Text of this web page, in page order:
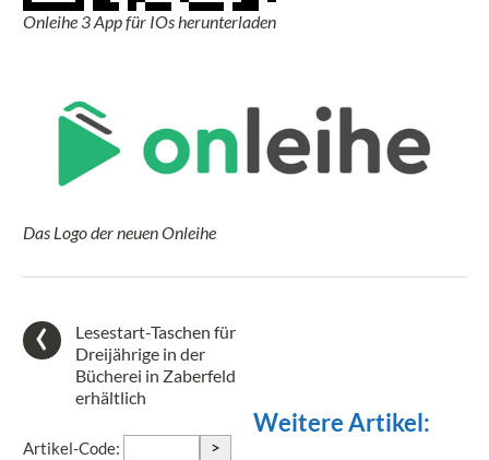
Onleihe 3 App für IOs herunterladen
Das Logo der neuen Onleihe
Lesestart-Taschen für
Dreijährige in der
Bücherei in Zaberfeld
erhältlich
Artikel-Code: >
Weitere Artikel: